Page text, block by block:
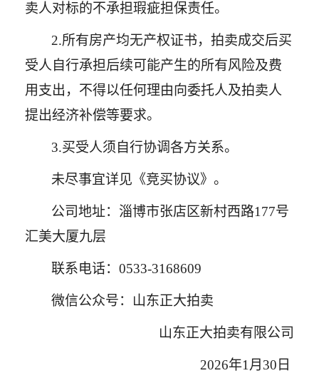
卖人对标的不承担瑕疵担保责任。
2.所有房产均无产权证书，拍卖成交后买
受人自行承担后续可能产生的所有风险及费
用支出，不得以任何理由向委托人及拍卖人
提出经济补偿等要求。
3.买受人须自行协调各方关系。
未尽事宜详见《竞买协议》。
公司地址：淄博市张店区新村西路177号
汇美大厦九层
联系电话： 0533-3168609
微信公众号：山东正大拍卖
山东正大拍卖有限公司
2026年1 月 30 日